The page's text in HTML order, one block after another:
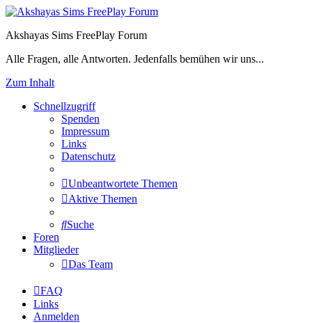
Akshayas Sims FreePlay Forum
Alle Fragen, alle Antworten. Jedenfalls bemühen wir uns...
Zum Inhalt
Schnellzugriff
Spenden
Impressum
Links
Datenschutz
Unbeantwortete Themen
Aktive Themen
Suche
Foren
Mitglieder
Das Team
FAQ
Links
Anmelden